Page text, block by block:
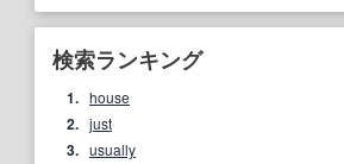
検索ランキング
1. house
2. just
3. usually